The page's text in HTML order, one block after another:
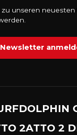
unseren neuesten
DOLPHIN
2ATTO 2